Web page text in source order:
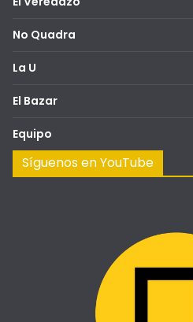
No Quadra
La U
El Bazar
Equipo
Síguenos en YouTube